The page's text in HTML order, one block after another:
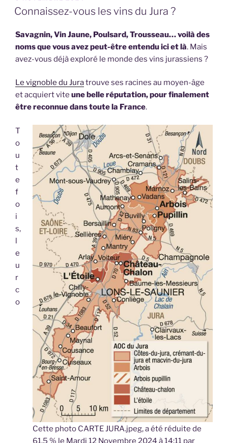
LE
Connaissez-vous les vins du Jura ?
Savagnin, Vin Jaune, Poulsard, Trousseau… voilà des
noms que vous avez peut-être entendu ici et là. Mais
avez-vous déjà exploré le monde des vins jurassiens ?
Le vignoble du Juratrouve ses racines au moyen-âge
et acquiert vite une belle réputation, pour finalement
être reconnue dans toute la France.
Cette photo CARTE JURA.jpeg, a été réduite de
61.5 % le Mardi 12 Novembre 2024 à 14:11 par
T
o
u
t
e
f
o
i
s,
l
e
u
r
c
o